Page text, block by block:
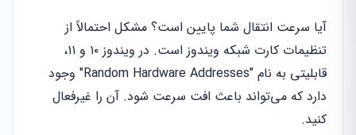
آیا سرعت انتقال شما پایین است؟ مشکل احتمالاً از
تنظیمات کارت شبکه ویندوز است. در ویندوز ۱۰ و ۱۱،
قابلیتی به نام "Random Hardware Addresses" وجود
دارد که می‌تواند باعث افت سرعت شود. آن را غیرفعال
کنید.